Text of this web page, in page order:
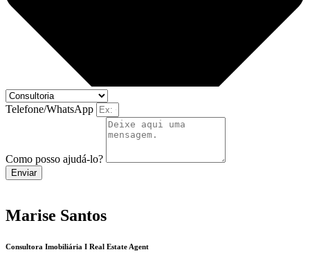
Telefone/WhatsApp
Como posso ajudá-lo?
Enviar
Marise Santos
Consultora Imobiliária I Real Estate Agent